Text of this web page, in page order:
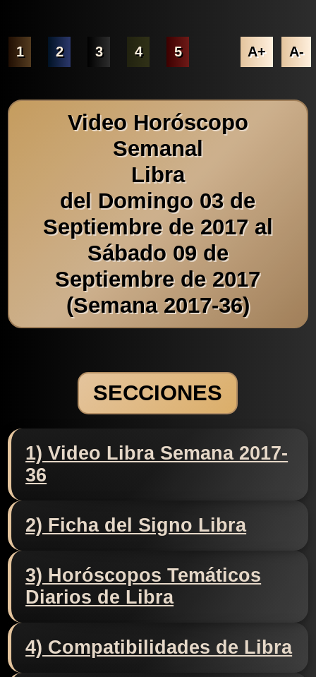
1 2 3 4 5 A+ A-
Video Horóscopo
Semanal
Libra
del Domingo 03 de
Septiembre de 2017 al
Sábado 09 de
Septiembre de 2017
(Semana 2017-36)
SECCIONES
1) Video Libra Semana 2017-
36
2) Ficha del Signo Libra
3) Horóscopos Temáticos
Diarios de Libra
4) Compatibilidades de Libra